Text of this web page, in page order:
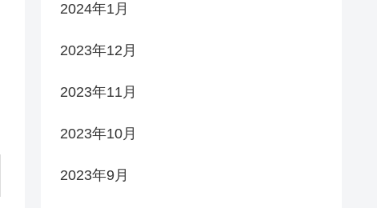
2024年1月
2023年12月
2023年11月
2023年10月
2023年9月